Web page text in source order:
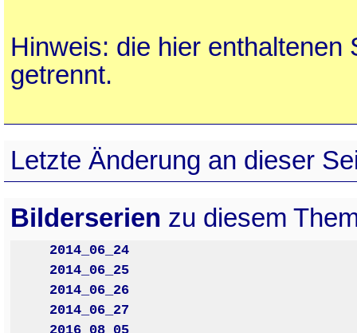
Hinweis: die hier enthaltenen
getrennt.
Letzte Änderung an dieser
Bilderserien zu diesem
2014_06_24
2014_06_25
2014_06_26
2014_06_27